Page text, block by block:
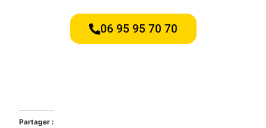
06 95 95 70 70
Partager :